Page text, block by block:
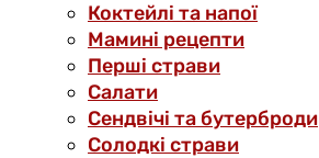
Коктейлі та напої
Мамині рецепти
Перші страви
Салати
Сендвічі та бутерброди
Солодкі страви